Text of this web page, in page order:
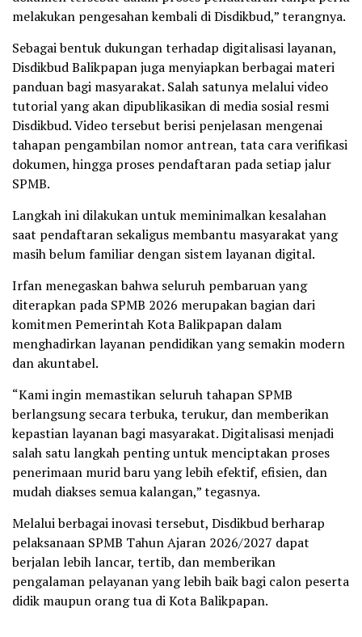
melakukan pengesahan kembali di Disdikbud,” terangnya.
Sebagai bentuk dukungan terhadap digitalisasi layanan,
Disdikbud Balikpapan juga menyiapkan berbagai materi
panduan bagi masyarakat. Salah satunya melalui video
tutorial yang akan dipublikasikan di media sosial resmi
Disdikbud. Video tersebut berisi penjelasan mengenai
tahapan pengambilan nomor antrean, tata cara verifikasi
dokumen, hingga proses pendaftaran pada setiap jalur
SPMB.
Langkah ini dilakukan untuk meminimalkan kesalahan
saat pendaftaran sekaligus membantu masyarakat yang
masih belum familiar dengan sistem layanan digital.
Irfan menegaskan bahwa seluruh pembaruan yang
diterapkan pada SPMB 2026 merupakan bagian dari
komitmen Pemerintah Kota Balikpapan dalam
menghadirkan layanan pendidikan yang semakin modern
dan akuntabel.
“Kami ingin memastikan seluruh tahapan SPMB
berlangsung secara terbuka, terukur, dan memberikan
kepastian layanan bagi masyarakat. Digitalisasi menjadi
salah satu langkah penting untuk menciptakan proses
penerimaan murid baru yang lebih efektif, efisien, dan
mudah diakses semua kalangan,” tegasnya.
Melalui berbagai inovasi tersebut, Disdikbud berharap
pelaksanaan SPMB Tahun Ajaran 2026/2027 dapat
berjalan lebih lancar, tertib, dan memberikan
pengalaman pelayanan yang lebih baik bagi calon peserta
didik maupun orang tua di Kota Balikpapan.